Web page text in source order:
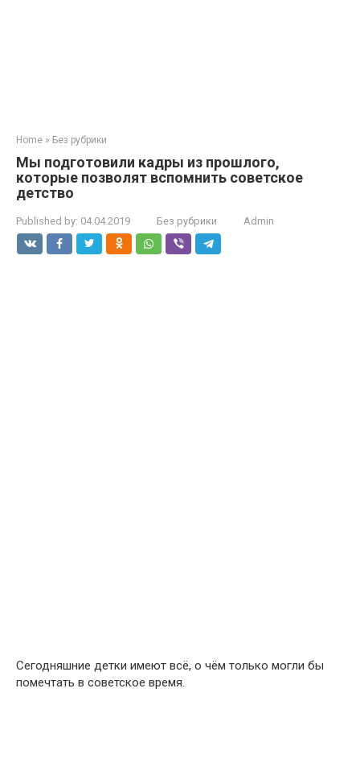
Home » Без рубрики
Мы подготовили кадры из прошлого,
которые позволят вспомнить советское
детство
Published by: 04.04.2019 Без рубрики Admin
Сегодняшние детки имеют всё, о чём только могли бы
помечтать в советское время.